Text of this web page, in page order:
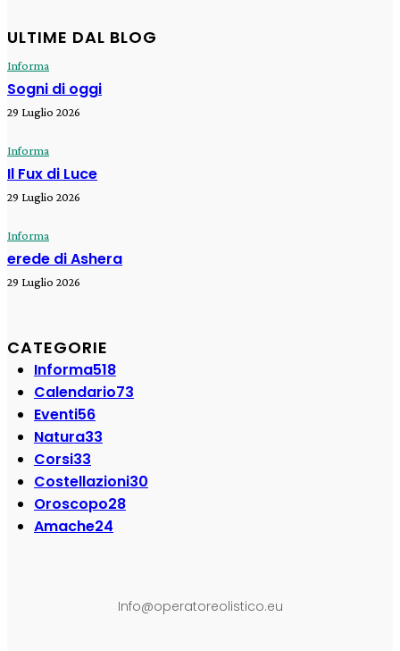
ULTIME DAL BLOG
Informa
Sogni di oggi
29 Luglio 2026
Informa
Il Fux di Luce
29 Luglio 2026
Informa
erede di Ashera
29 Luglio 2026
CATEGORIE
Informa518
Calendario73
Eventi56
Natura33
Corsi33
Costellazioni30
Oroscopo28
Amache24
Info@operatoreolistico.eu